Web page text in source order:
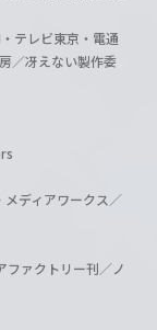
テレビ東京・電通
／冴えない製作委
ディアワークス／
ァクトリー刊／ノ